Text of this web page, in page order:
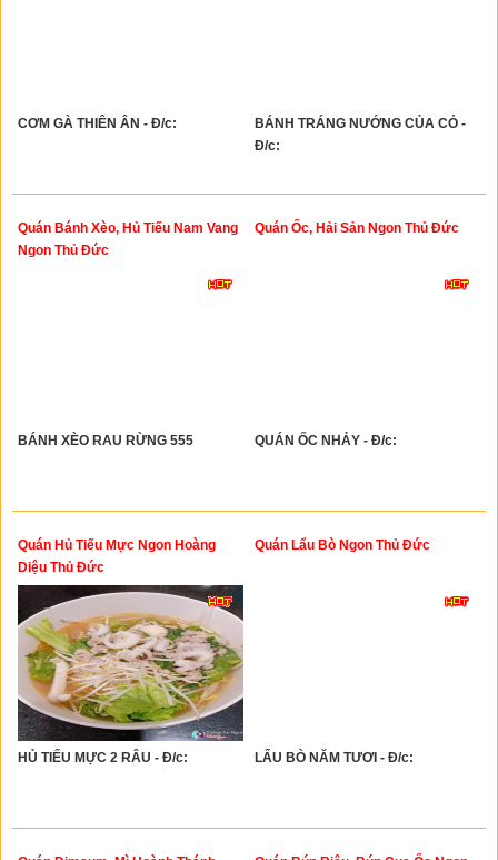
CƠM GÀ THIÊN ÂN - Đ/c:
BÁNH TRÁNG NƯỚNG CỦA CỎ -
Đ/c:
Quán Bánh Xèo, Hủ Tiếu Nam Vang
Ngon Thủ Đức
BÁNH XÈO RAU RỪNG 555
Quán Ốc, Hải Sản Ngon Thủ Đức
QUÁN ỐC NHẢY - Đ/c:
Quán Hủ Tiếu Mực Ngon Hoàng
Diệu Thủ Đức
HỦ TIẾU MỰC 2 RÂU - Đ/c:
Quán Lẩu Bò Ngon Thủ Đức
LẨU BÒ NĂM TƯƠI - Đ/c: